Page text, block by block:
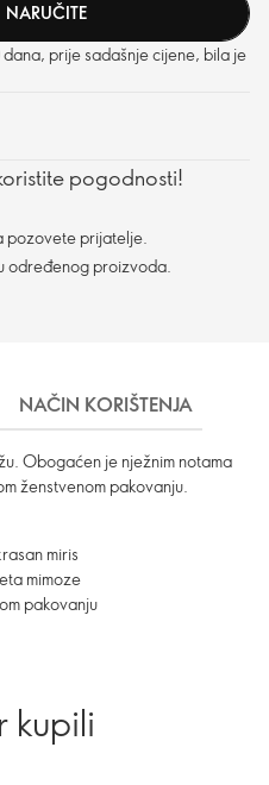
NARUČITE
prije sadašnje cijene, bila je
pogodnosti!
pozovete prijatelje.
određenog proizvoda.
NAČIN KORIŠTENJA
Obogaćen je nježnim notama
ženstvenom pakovanju.
miris
mimoze
pakovanju
kupili